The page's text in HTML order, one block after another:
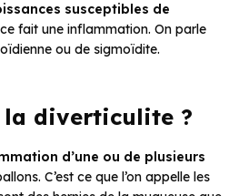
susceptibles de
fait une inflammation. On parle
ou de sigmoïdite.
la diverticulite ?
d’une ou de plusieurs
C’est ce que l’on appelle les